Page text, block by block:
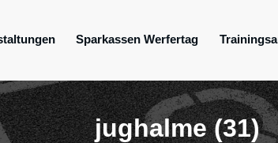
Sparkassen Werfertag
jughalme (31)